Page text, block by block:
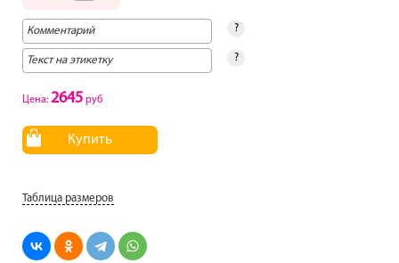
?
?
Цена: 2645 руб
Купить
Таблица размеров